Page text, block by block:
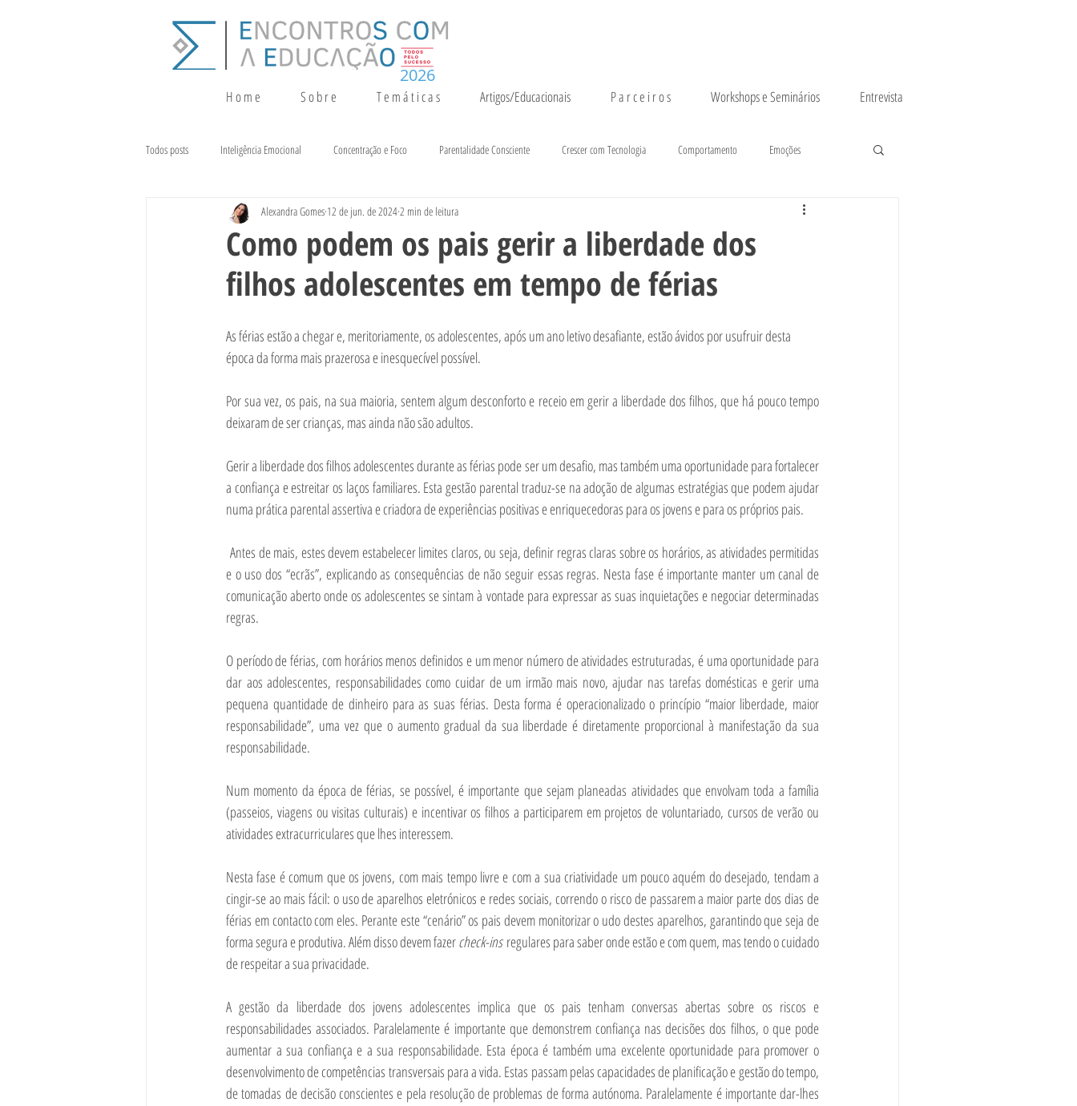
H o m e S o b r e T e m á t i c a s Artigos/Educacionais P a r c e i r o s Workshops e Seminários Entrevista
2026
Todos posts Inteligência Emocional Concentração e Foco Parentalidade Consciente Crescer com Tecnologia Comportamento Emoções
Terapia da Fala Alimentação e Crescimento
Como podem os pais gerir a liberdade dos
filhos adolescentes em tempo de férias
Alexandra Gomes 12 de jun. de 20242 min de leitura
As férias estão a chegar e, meritoriamente, os adolescentes, após um ano letivo desafiante, estão ávidos por usufruir desta
época da forma mais prazerosa e inesquecível possível.
Por sua vez, os pais, na sua maioria, sentem algum desconforto e receio em gerir a liberdade dos filhos, que há pouco tempo
deixaram de ser crianças, mas ainda não são adultos.
Gerir a liberdade dos filhos adolescentes durante as férias pode ser um desafio, mas também uma oportunidade para fortalecer
a confiança e estreitar os laços familiares. Esta gestão parental traduz-se na adoção de algumas estratégias que podem ajudar
numa prática parental assertiva e criadora de experiências positivas e enriquecedoras para os jovens e para os próprios pais.
Antes de mais, estes devem estabelecer limites claros, ou seja, definir regras claras sobre os horários, as atividades permitidas
e o uso dos “ecrãs”, explicando as consequências de não seguir essas regras. Nesta fase é importante manter um canal de
comunicação aberto onde os adolescentes se sintam à vontade para expressar as suas inquietações e negociar determinadas
regras.
O período de férias, com horários menos definidos e um menor número de atividades estruturadas, é uma oportunidade para
dar aos adolescentes, responsabilidades como cuidar de um irmão mais novo, ajudar nas tarefas domésticas e gerir uma
pequena quantidade de dinheiro para as suas férias. Desta forma é operacionalizado o princípio “maior liberdade, maior
responsabilidade”, uma vez que o aumento gradual da sua liberdade é diretamente proporcional à manifestação da sua
responsabilidade.
Num momento da época de férias, se possível, é importante que sejam planeadas atividades que envolvam toda a família
(passeios, viagens ou visitas culturais) e incentivar os filhos a participarem em projetos de voluntariado, cursos de verão ou
atividades extracurriculares que lhes interessem.
Nesta fase é comum que os jovens, com mais tempo livre e com a sua criatividade um pouco aquém do desejado, tendam a
cingir-se ao mais fácil: o uso de aparelhos eletrónicos e redes sociais, correndo o risco de passarem a maior parte dos dias de
férias em contacto com eles. Perante este “cenário” os pais devem monitorizar o udo destes aparelhos, garantindo que seja de
forma segura e produtiva. Além disso devem fazer check-ins regulares para saber onde estão e com quem, mas tendo o cuidado
de respeitar a sua privacidade.
A gestão da liberdade dos jovens adolescentes implica que os pais tenham conversas abertas sobre os riscos e
responsabilidades associados. Paralelamente é importante que demonstrem confiança nas decisões dos filhos, o que pode
aumentar a sua confiança e a sua responsabilidade. Esta época é também uma excelente oportunidade para promover o
desenvolvimento de competências transversais para a vida. Estas passam pelas capacidades de planificação e gestão do tempo,
de tomadas de decisão conscientes e pela resolução de problemas de forma autónoma. Paralelamente é importante dar-lhes